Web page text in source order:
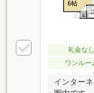
礼金なし
ワンルー
インター